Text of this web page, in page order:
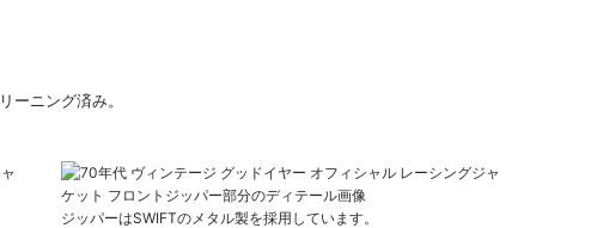
ーニング済み。
ジッパーはSWIFTのメタル製を採用しています。